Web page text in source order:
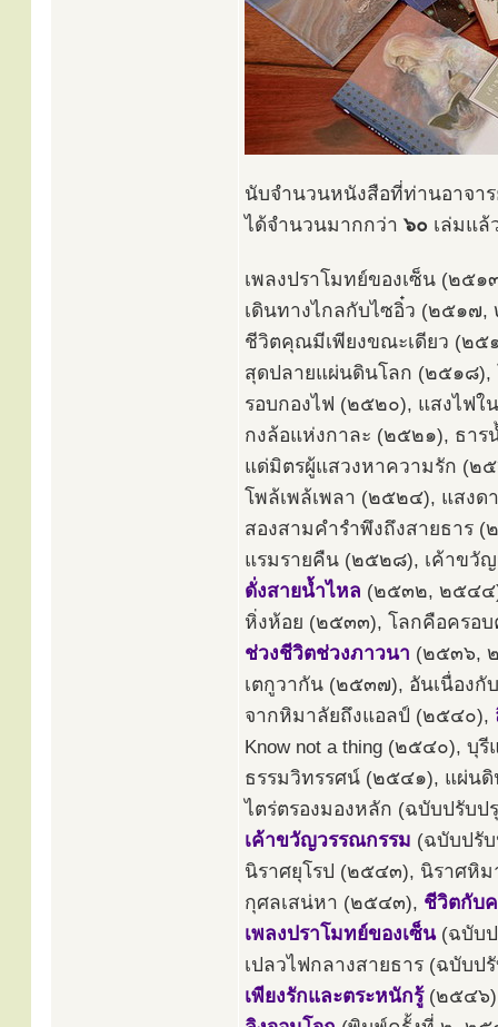
นับจำนวนหนังสือที่ท่านอาจา
ได้จำนวนมากกว่า ๖๐ เล่มแล้
เพลงปราโมทย์ของเซ็น (๒๕๑
เดินทางไกลกับไซอิ๋ว (๒๕๑๗
ชีวิตคุณมีเพียงขณะเดียว (๒๕
สุดปลายแผ่นดินโลก (๒๕๑๘
รอบกองไฟ (๒๕๒๐), แสงไฟใ
กงล้อแห่งกาละ (๒๕๒๑), ธา
แด่มิตรผู้แสวงหาความรัก (๒
โพล้เพล้เพลา (๒๕๒๔), แสงด
สองสามคำรำพึงถึงสายธาร
แรมรายคืน (๒๕๒๘), เค้าข
ดั่งสายน้ำไหล (๒๕๓๒, ๒๕๔๔
หิ่งห้อย (๒๕๓๓), โลกคือครอ
ช่วงชีวิตช่วงภาวนา (๒๕๓๖,
เตกูวากัน (๒๕๓๗), อันเนื่อง
จากหิมาลัยถึงแอลป์ (๒๕๔๐),
Know not a thing (๒๕๔๐), บุ
ธรรมวิทรรศน์ (๒๕๔๑), แผ่น
ไตร่ตรองมองหลัก (ฉบับปรับ
เค้าขวัญวรรณกรรม (ฉบับปรั
นิราศยุโรป (๒๕๔๓), นิราศหิ
กุศลเสน่หา (๒๕๔๓), ชีวิตกับ
เพลงปราโมทย์ของเซ็น(ฉบับ
เปลวไฟกลางสายธาร (ฉบับ
เพียงรักและตระหนักรู้(๒๕๔๖